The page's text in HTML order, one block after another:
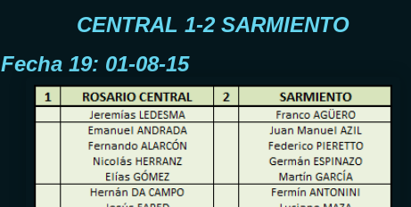
CENTRAL 1-2 SARMIENTO
Fecha 19: 01-08-15